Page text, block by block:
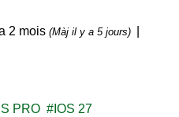
a 2 mois(Màj il y a 5 jours)
PRO IOS 27